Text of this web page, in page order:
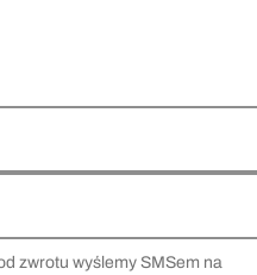
zwrotu wyślemy SMSem na